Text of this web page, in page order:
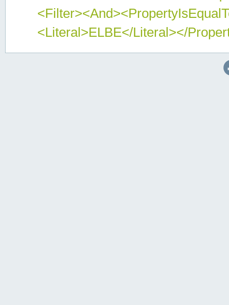
<Literal>ELBE</Literal></